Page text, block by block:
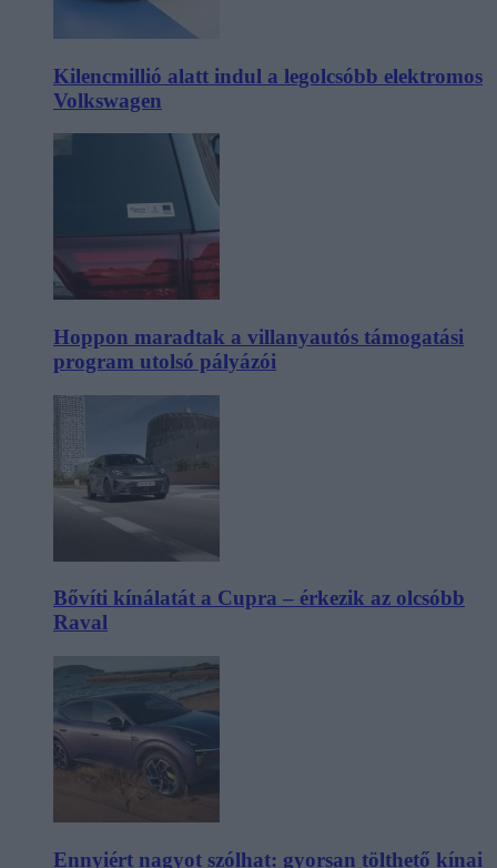
Kilencmillió alatt indul a legolcsóbb elektromos
Volkswagen
Hoppon maradtak a villanyautós támogatási
program utolsó pályázói
Bővíti kínálatát a Cupra – érkezik az olcsóbb
Raval
Ennyiért nagyot szólhat: gyorsan tölthető kínai